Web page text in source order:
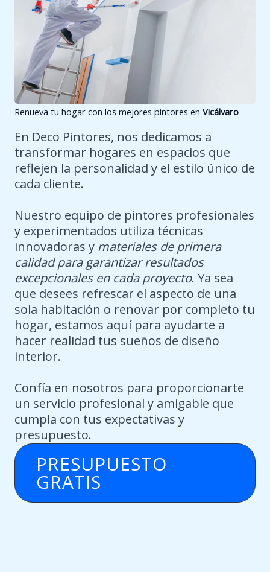
Renueva tu hogar con los mejores pintores en Vicálvaro
En Deco Pintores, nos dedicamos a
transformar hogares en espacios que
reflejen la personalidad y el estilo único de
cada cliente.
Nuestro equipo de pintores profesionales
y experimentados utiliza técnicas
innovadoras y materiales de primera
calidad para garantizar resultados
excepcionales en cada proyecto. Ya sea
que desees refrescar el aspecto de una
sola habitación o renovar por completo tu
hogar, estamos aquí para ayudarte a
hacer realidad tus sueños de diseño
interior.
Confía en nosotros para proporcionarte
un servicio profesional y amigable que
cumpla con tus expectativas y
presupuesto.
PRESUPUESTO
GRATIS